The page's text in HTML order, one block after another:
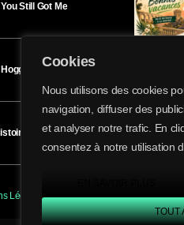
Cookies
Nous utilisons des cookies
navigation, diffuser des
et analyser notre trafic. En
consentez à notre utilisation
TOUT
Still Got Me
– Héloïse Bay
Légales.